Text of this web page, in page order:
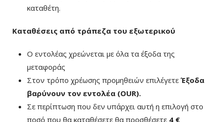
καταθέτη.
Καταθέσεις από τράπεζα του εξωτερικού
Ο εντολέας χρεώνεται με όλα τα έξοδα της
μεταφοράς
Στον τρόπο χρέωσης προμηθειών επιλέγετε Έξοδα
βαρύνουν τον εντολέα (ΟUR).
Σε περίπτωση που δεν υπάρχει αυτή η επιλογή στο
ποσό που θα καταθέσετε θα προσθέσετε 4 €